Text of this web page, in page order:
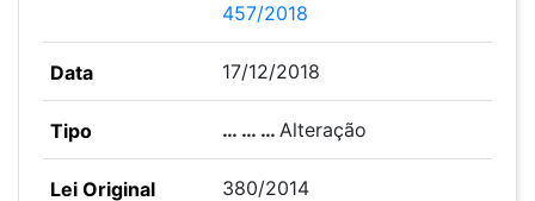
457/2018
17/12/2018
… … …Alteração
380/2014